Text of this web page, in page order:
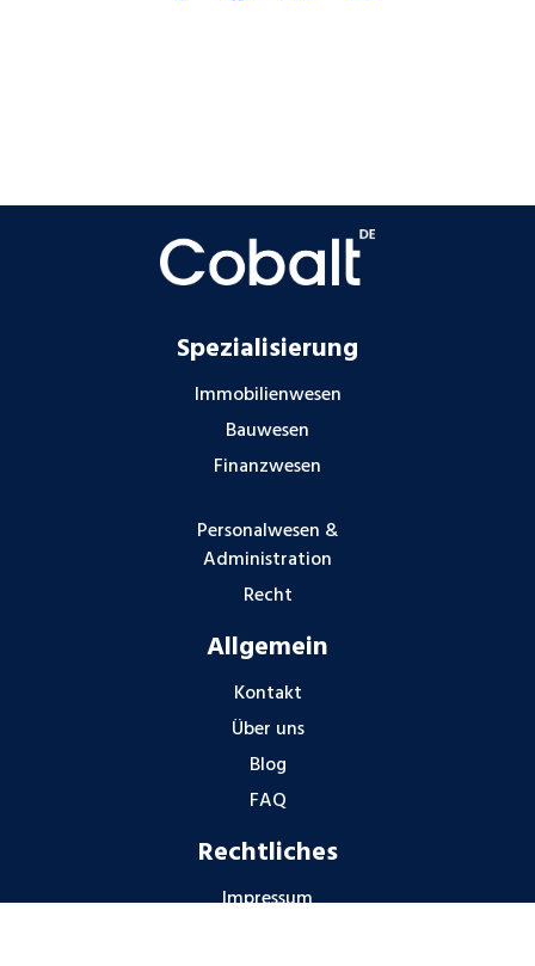
Spezialisierung
Immobilienwesen
Bauwesen
Finanzwesen
Personalwesen &
Administration
Recht
Allgemein
Kontakt
Über uns
Blog
FAQ
Rechtliches
Impressum